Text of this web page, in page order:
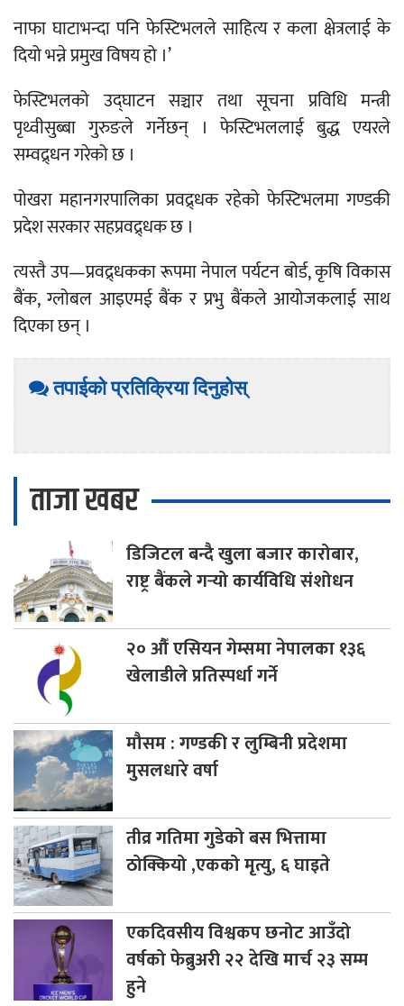
नाफा घाटाभन्दा पनि फेस्टिभलले साहित्य र कला क्षेत्रलाई के
दियो भन्ने प्रमुख विषय हो ।’
फेस्टिभलको उद्घाटन सञ्चार तथा सूचना प्रविधि मन्त्री
पृथ्वीसुब्बा गुरुङले गर्नेछन् । फेस्टिभललाई बुद्ध एयरले
सम्वद्र्धन गरेको छ ।
पोखरा महानगरपालिका प्रवद्र्धक रहेको फेस्टिभलमा गण्डकी
प्रदेश सरकार सहप्रवद्र्धक छ ।
त्यस्तै उप—प्रवद्र्धकका रूपमा नेपाल पर्यटन बोर्ड, कृषि विकास
बैंक, ग्लोबल आइएमई बैंक र प्रभु बैंकले आयोजकलाई साथ
दिएका छन् ।
तपाईको प्रतिक्रिया दिनुहोस्
ताजा खबर
डिजिटलबन्दै खुला बजार कारोबार,
राष्ट्र बैंकले गर्‍यो कार्यविधि संशोधन
२०औँ एसियन गेम्समा नेपालका १३६
खेलाडीले प्रतिस्पर्धा गर्ने
मौसम: गण्डकी र लुम्बिनी प्रदेशमा
मुसलधारे वर्षा
तीव्रगतिमा गुडेको बस भित्तामा
ठोक्कियो ,एकको मृत्यु, ६ घाइते
एकदिवसीयविश्वकप छनोट आउँदो
वर्षको फेब्रुअरी २२ देखि मार्च २३ सम्म
हुने